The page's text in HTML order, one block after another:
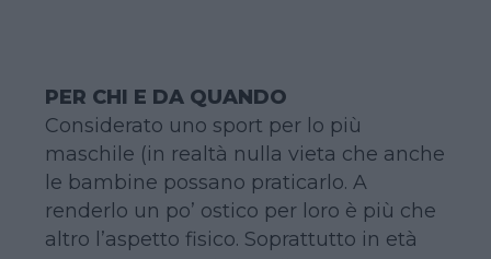
PER CHI E DA QUANDO
Considerato uno sport per lo più
maschile (in realtà nulla vieta che anche
le bambine possano praticarlo. A
renderlo un po’ ostico per loro è più che
altro l’aspetto fisico. Soprattutto in età